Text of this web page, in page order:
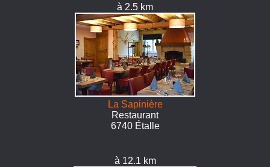
à 2.5 km
La Sapinière
Restaurant
6740 Étalle
à 12.1 km